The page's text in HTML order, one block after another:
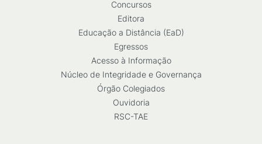
Concursos
Editora
Educação a Distância (EaD)
Egressos
Acesso à Informação
Núcleo de Integridade e Governança
Órgão Colegiados
Ouvidoria
RSC-TAE